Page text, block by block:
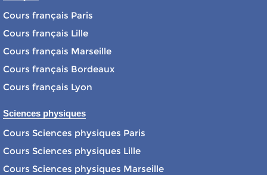
Cours français Paris
Cours français Lille
Cours français Marseille
Cours français Bordeaux
Cours français Lyon
Sciences physiques
Cours Sciences physiques Paris
Cours Sciences physiques Lille
Cours Sciences physiques Marseille